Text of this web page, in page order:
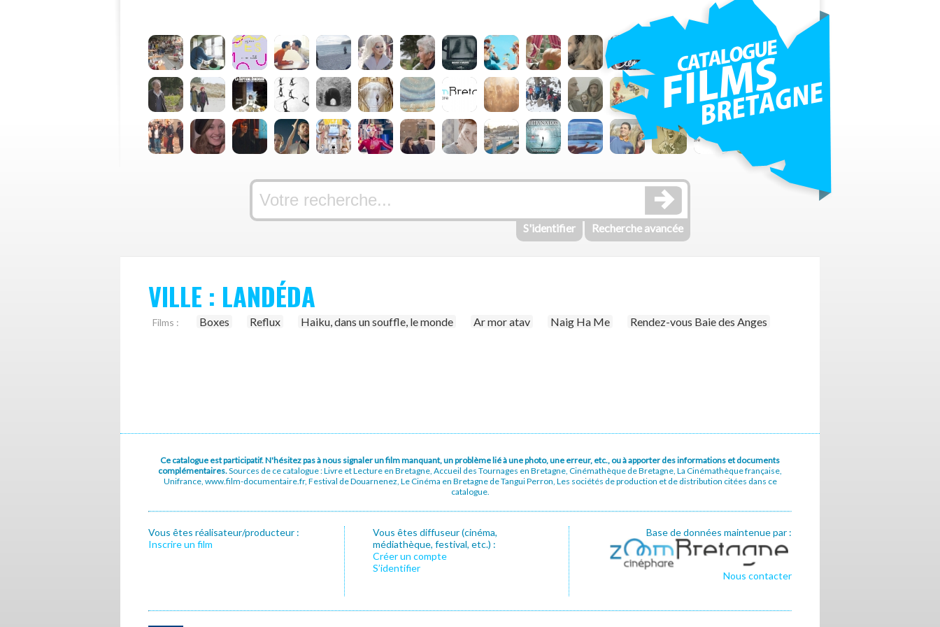
S'identifier Recherche avancée
VILLE : LANDÉDA
Films : Boxes Reflux Haiku, dans un souffle, le monde Ar mor atav Naig Ha Me Rendez-vous Baie des Anges
Ce catalogue est participatif. N'hésitez pas à nous signaler un film manquant, un problème lié à une photo, une erreur, etc., ou à apporter des informations et documents
complémentaires.Sources de ce catalogue : Livre et Lecture en Bretagne, Accueil des Tournages en Bretagne, Cinémathèque de Bretagne, La Cinémathèque française,
Unifrance, www.film-documentaire.fr, Festival de Douarnenez, Le Cinéma en Bretagne de Tangui Perron, Les sociétés de production et de distribution citées dans ce
catalogue.
Vous êtes réalisateur/producteur :
Inscrire un film
Vous êtes diffuseur (cinéma,
médiathèque, festival, etc.) :
Créer un compte
S’identifier
Base de données maintenue par :
Nous contacter